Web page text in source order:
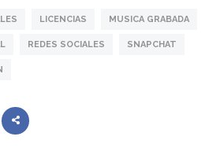
LICENCIAS MUSICA GRABADA
REDES SOCIALES SNAPCHAT